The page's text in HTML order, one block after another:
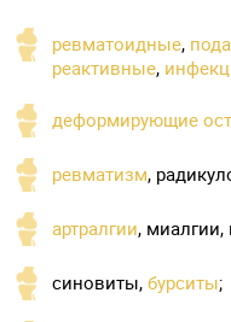
ревматоидные,
реактивные,
деформирующие
ревматизм,
артралгии, миалгии,
синовиты,бурситы;